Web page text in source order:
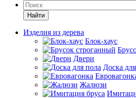
Найти
Изделия из дерева
Блок-хаус
Двери
Доска
Жалюзи